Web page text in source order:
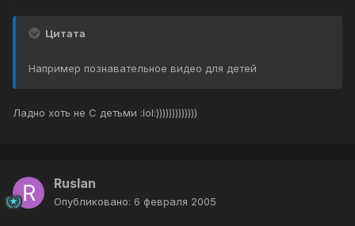
Цитата
Например познавательное видео для детей
Ладно хоть не С детьми :lol:)))))))))))))
Ruslan
Опубликовано: 6 февраля 2005